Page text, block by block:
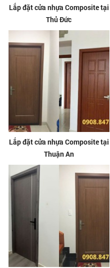
Lắp đặt cửa nhựa Composite tại
Thủ Đức
Lắp đặt cửa nhựa Composite tại
Thuận An